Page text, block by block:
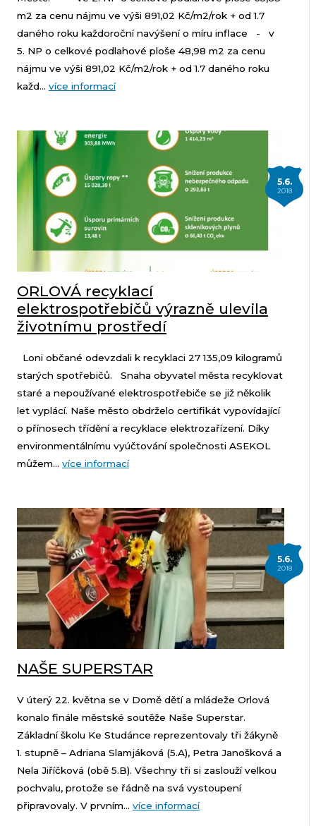
m2 za cenu nájmu ve výši 891,02 Kč/m2/rok + od 1.7
daného roku každoroční navýšení o míru inflace - v
5. NP o celkové podlahové ploše 48,98 m2 za cenu
nájmu ve výši 891,02 Kč/m2/rok + od 1.7 daného roku
každ... více informací
5.6.
2018
ORLOVÁ recyklací
elektrospotřebičů výrazně ulevila
životnímu prostředí
Loni občané odevzdali k recyklaci 27 135,09 kilogramů
starých spotřebičů. Snaha obyvatel města recyklovat
staré a nepoužívané elektrospotřebiče se již několik
let vyplácí. Naše město obdrželo certifikát vypovídající
o přínosech třídění a recyklace elektrozařízení. Díky
environmentálnímu vyúčtování společnosti ASEKOL
můžem... více informací
5.6.
2018
NAŠE SUPERSTAR
V úterý 22. května se v Domě dětí a mládeže Orlová
konalo finále městské soutěže Naše Superstar.
Základní školu Ke Studánce reprezentovaly tři žákyně
1. stupně – Adriana Slamjáková (5.A), Petra Janošková a
Nela Jiříčková (obě 5.B). Všechny tři si zaslouží velkou
pochvalu, protože se řádně na svá vystoupení
připravovaly. V prvním... více informací